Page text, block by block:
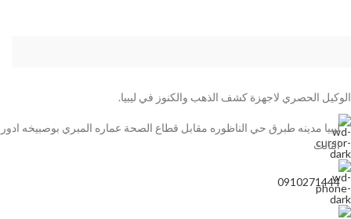
الوكيل الحصري لاجهزة كشف الذهب والكنوز في ليبيا.
ليبيا مدينه طبرق حي الناظوره مقابل قطاع الصحة عماره المبري بوصبيخه ادور
الثالث
0910271444